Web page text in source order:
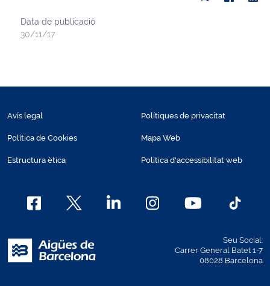
Data de publicació
30/11/17
Avís legal
Política de Cookies
Estructura ètica
Polítiques de privacitat
Mapa Web
Política d'accessibilitat web
Seu Social:
Carrer General Batet 1-7
08028 Barcelona